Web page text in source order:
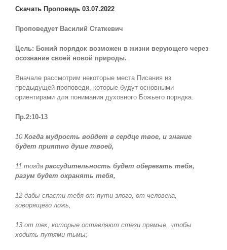
Image
Скачать Проповедь 03.07.2022
Проповедует Василий Статкевич
Цель: Божий порядок возможен в жизни верующего через
осознание своей новой природы.
Вначале рассмотрим некоторые места Писания из
предыдущей проповеди, которые будут основными
ориентирами для понимания духовного Божьего порядка.
Пр.2:10-13
10 Когда мудрость войдет в сердце твое, и знание
будет приятно душе твоей,
11 тогда рассудительность будет оберегать тебя,
разум будет охранять тебя,
12 дабы спасти тебя от пути злого, от человека,
говорящего ложь,
13 от тех, которые оставляют стези прямые, чтобы
ходить путями тьмы;